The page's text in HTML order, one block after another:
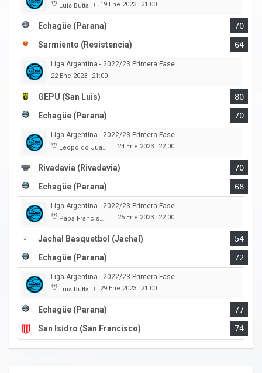
Luis Butta | 19 Ene 2023 21:00
Echagüe (Parana)
70
Sarmiento (Resistencia)
64
Liga Argentina - 2022/23 Primera Fase
22 Ene 2023 21:00
GEPU (San Luis)
80
Echagüe (Parana)
70
Liga Argentina - 2022/23 Primera Fase
Leopoldo Juan Brozovix | 24 Ene 2023 22:00
Rivadavia (Rivadavia)
70
Echagüe (Parana)
68
Liga Argentina - 2022/23 Primera Fase
Papa Francisco | 25 Ene 2023 22:00
Jachal Basquetbol (Jachal)
54
Echagüe (Parana)
72
Liga Argentina - 2022/23 Primera Fase
Luis Butta | 29 Ene 2023 21:00
Echagüe (Parana)
77
San Isidro (San Francisco)
74